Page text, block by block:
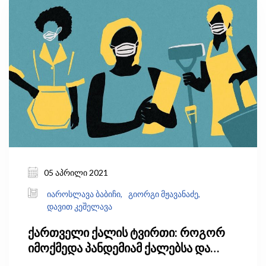
არა ამან დედაქალაქში მიგრანტების
შემოდინება შეანელოს, რაც, თავის მხრივ,
თბილისის ინფრასტრუქტურაზე ზეწოლას
შეამცირებს. რამდენად მოსალოდნელია, რომ
ადამიანები პანდემიის შემდეგაც გააგრძელებენ
სოფლად ცხოვრებასა და დისტანციურად
მუშაობას?
05 აპრილი 2021
იაროსლავა ბაბიჩი,
გიორგი მჟავანაძე,
დავით კეშელავა
ქართველი ქალის ტვირთი: როგორ
იმოქმედა პანდემიამ ქალებსა და